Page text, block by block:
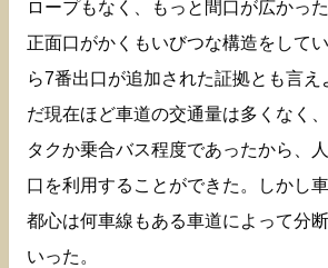
ロープもなく、もっと間口が広かっ
正面口がかくもいびつな構造をして
ら7番出口が追加された証拠とも言え
だ現在ほど車道の交通量は多くなく
タクか乗合バス程度であったから、
口を利用することができた。しかし
都心は何車線もある車道によって分
いった。